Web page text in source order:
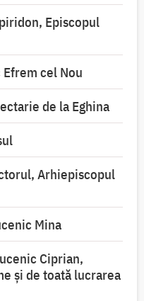
Episcopul
cel Nou
de la Eghina
Arhiepiscopul
Mina
Ciprian,
și de toată lucrarea